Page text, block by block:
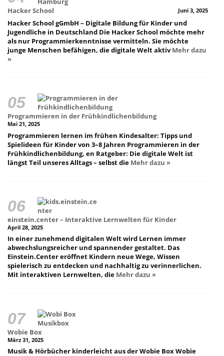
Hacker School Juni 3, 2025
Hacker School gGmbH – Digitale Bildung für Kinder und
Jugendliche in Deutschland Die Hacker School möchte mehr
als nur Programmierkenntnisse vermitteln. Sie möchte
junge Menschen befähigen, die digitale Welt aktivMehr dazu
»
Programmieren in der Frühkindlichenbildung
Mai 21, 2025
Programmieren lernen im frühen Kindesalter: Tipps und
Spielideen für Kinder von 3–8 Jahren Programmieren in der
Frühkindlichenbildung, en Ratgeber: Die digitale Welt ist
längst Teil unseres Alltags – selbst die Mehr dazu »
einstein.center – Interaktive Lernwelten für Kinder
April 28, 2025
In einer zunehmend digitalen Welt wird Lernen immer
abwechslungsreicher und spannender gestaltet. Das
Einstein.Center eröffnet Kindern neue Wege, Wissen
spielerisch zu entdecken und nachhaltig zu verinnerlichen.
Mit interaktiven Lernwelten, die Mehr dazu »
Wobie Box
März 31, 2025
Musik & Hörbücher kinderleicht aus der Wobie Box Wobie